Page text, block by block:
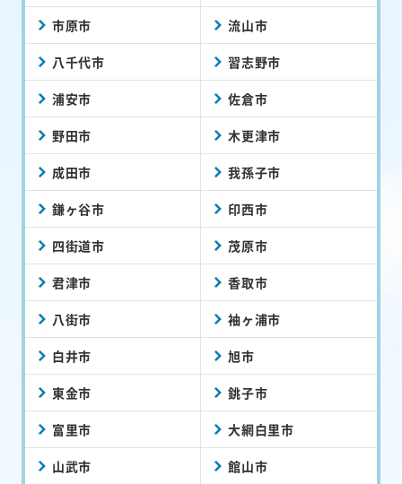
市原市 流山市
八千代市 習志野市
浦安市 佐倉市
野田市 木更津市
成田市 我孫子市
鎌ヶ谷市 印西市
四街道市 茂原市
君津市 香取市
八街市 袖ヶ浦市
白井市 旭市
東金市 銚子市
富里市 大網白里市
山武市 館山市